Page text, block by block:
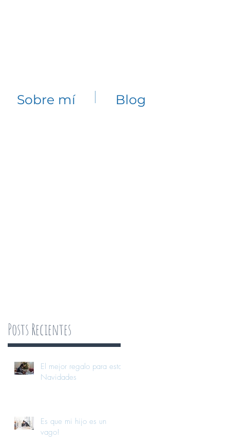
Sobre mí Blog
Posts Recientes
El mejor regalo para estas
Navidades
Es que mi hijo es un
vago!